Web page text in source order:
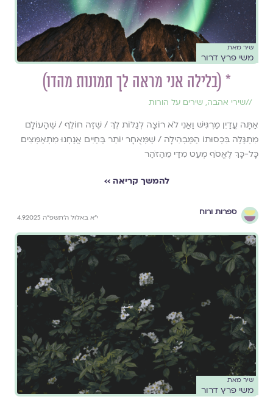
שיר מאת
משי פרץ דרור
* (בלילה אני מראה לך תמונות מהדו)
//שירי אהבה, שירים על הורות
אַתָּה עֲדַיִן מַרְגִּישׁ וַאֲנִי לֹא רוֹצָה לְגַלּוֹת לְךָ / שֶׁזֶּה חוֹלֵף / שֶׁהָעוֹלָם
מִתְגַּלֶּה בִּכְסוּתוֹ הַמַּבְהִילָה / שֶׁמְּאֻחָר יוֹתֵר בַּחַיִּים אֲנַחְנוּ מִתְאַמְּצִים
כָּל-כָּךְ לֶאֱסֹף מְעַט מִדַּי מֵהַזֹּהַר
להמשך קריאה ››
ספרות ורוח
י״א באלול ה׳תשפ״ה 4.9.2025
שיר מאת
משי פרץ דרור